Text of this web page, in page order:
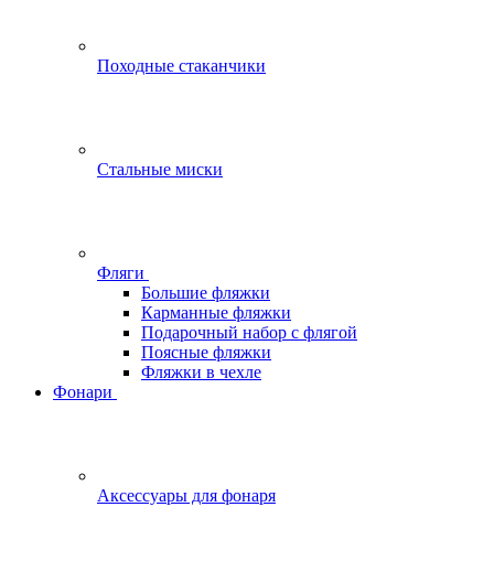
Походные стаканчики
Стальные миски
Фляги
Большие фляжки
Карманные фляжки
Подарочный набор с флягой
Поясные фляжки
Фляжки в чехле
Фонари
Аксессуары для фонаря